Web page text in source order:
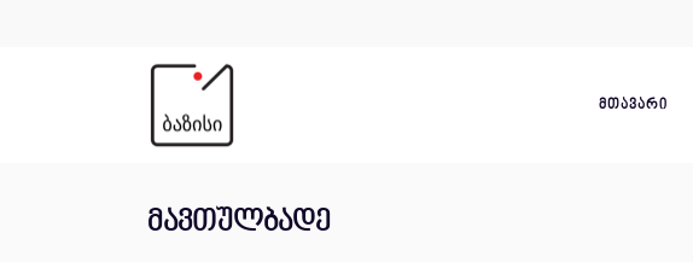
ᲛᲗᲐᲕᲐᲠᲘ
მავთულბადე